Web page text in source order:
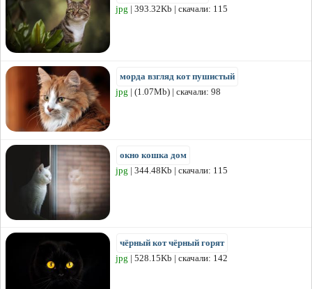
jpg | 393.32Kb | скачали: 115
морда взгляд кот пушистый
jpg | (1.07Mb) | скачали: 98
окно кошка дом
jpg | 344.48Kb | скачали: 115
чёрный кот чёрный горят
jpg | 528.15Kb | скачали: 142